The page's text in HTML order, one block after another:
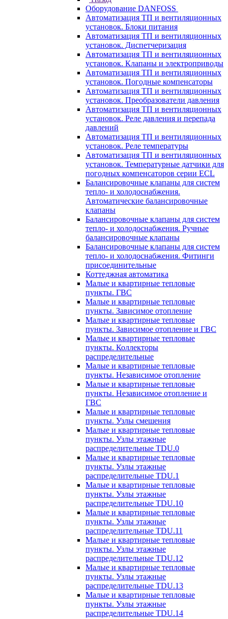
Оборудование DANFOSS
Автоматизация ТП и вентиляционных
установок. Блоки питания
Автоматизация ТП и вентиляционных
установок. Диспетчеризация
Автоматизация ТП и вентиляционных
установок. Клапаны и электроприводы
Автоматизация ТП и вентиляционных
установок. Погодные компенсаторы
Автоматизация ТП и вентиляционных
установок. Преобразователи давления
Автоматизация ТП и вентиляционных
установок. Реле давления и перепада
давлений
Автоматизация ТП и вентиляционных
установок. Реле температуры
Автоматизация ТП и вентиляционных
установок. Температурные датчики для
погодных компенсаторов серии ECL
Балансировочные клапаны для систем
тепло- и холодоснабжения.
Автоматические балансировочные
клапаны
Балансировочные клапаны для систем
тепло- и холодоснабжения. Ручные
балансировочные клапаны
Балансировочные клапаны для систем
тепло- и холодоснабжения. Фитинги
присоединительные
Коттеджная автоматика
Малые и квартирные тепловые
пункты. ГВС
Малые и квартирные тепловые
пункты. Зависимое отопление
Малые и квартирные тепловые
пункты. Зависимое отопление и ГВС
Малые и квартирные тепловые
пункты. Коллекторы
распределительные
Малые и квартирные тепловые
пункты. Независимое отопление
Малые и квартирные тепловые
пункты. Независимое отопление и
ГВС
Малые и квартирные тепловые
пункты. Узлы смешения
Малые и квартирные тепловые
пункты. Узлы этажные
распределительные TDU.0
Малые и квартирные тепловые
пункты. Узлы этажные
распределительные TDU.1
Малые и квартирные тепловые
пункты. Узлы этажные
распределительные TDU.10
Малые и квартирные тепловые
пункты. Узлы этажные
распределительные TDU.11
Малые и квартирные тепловые
пункты. Узлы этажные
распределительные TDU.12
Малые и квартирные тепловые
пункты. Узлы этажные
распределительные TDU.13
Малые и квартирные тепловые
пункты. Узлы этажные
распределительные TDU.14